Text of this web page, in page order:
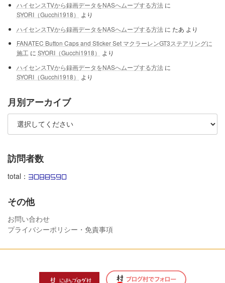
ハイセンスTVから録画データをNASへムーブする方法に
SYORI（Gucchi1918）
より
ハイセンスTVから録画データをNASへムーブする方法に たあ より
FANATEC Button Caps and Sticker Set マクラーレンGT3ステアリングに
施工に SYORI（Gucchi1918）
より
ハイセンスTVから録画データをNASへムーブする方法に
SYORI（Gucchi1918）
より
月別アーカイブ
訪問者数
total：
その他
お問い合わせ
プライバシーポリシー・免責事項